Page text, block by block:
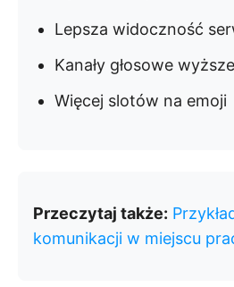
Lepsza widoczność
Kanały głosowe
Więcej slotów na emoji
Przeczytaj także:
komunikacji w miejscu